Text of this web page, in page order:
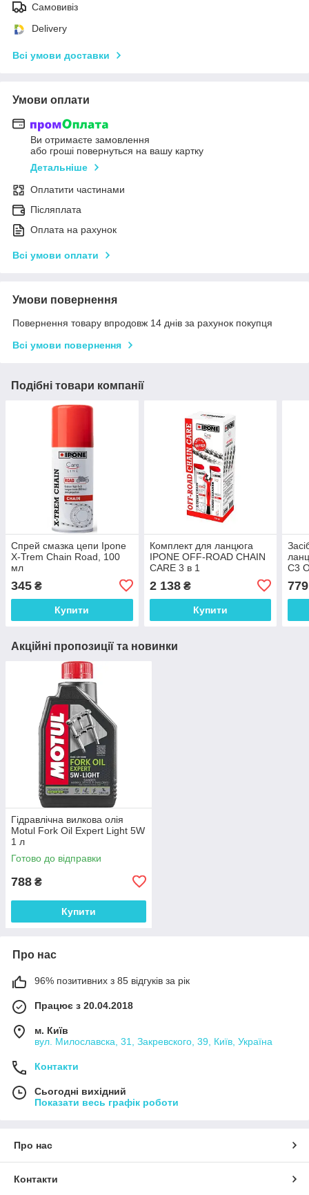
Самовивіз
Delivery
Всі умови доставки
Умови оплати
Ви отримаєте замовлення
або гроші повернуться на вашу картку
Детальніше
Оплатити частинами
Післяплата
Оплата на рахунок
Всі умови оплати
Умови повернення
Повернення товару впродовж 14 днів за рахунок покупця
Всі умови повернення
Подібні товари компанії
Спрей смазка цепи Ipone
X-Trem Chain Road, 100
мл
345 ₴
Купити
Комплект для ланцюга
IPONE OFF-ROAD CHAIN
CARE 3 в 1
2 138₴
Купити
C3
779
Акційні пропозиції та новинки
Гідравлічна вилкова олія
Motul Fork Oil Expert Light 5W
1 л
(115016=114073=112950=105
929)
Готово до відправки
788 ₴
Купити
Про нас
96% позитивних з 85 відгуків за рік
Працює з 20.04.2018
м. Київ
вул. Милославска, 31, Закревского, 39, Київ, Україна
Контакти
Сьогодні вихідний
Показати весь графік роботи
Про нас
Контакти